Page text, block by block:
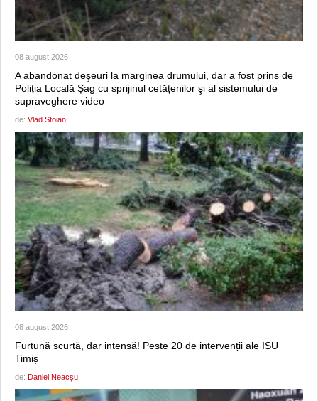
08 august 2026
A abandonat deşeuri la marginea drumului, dar a fost prins de
Poliția Locală Șag cu sprijinul cetățenilor şi al sistemului de
supraveghere video
de: Vlad Stoian
08 august 2026
Furtună scurtă, dar intensă! Peste 20 de intervenții ale ISU
Timiș
de: Daniel Neacșu